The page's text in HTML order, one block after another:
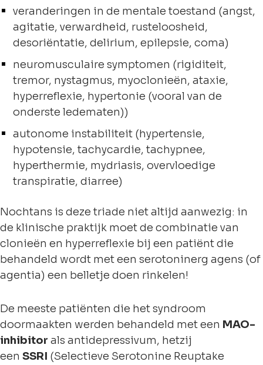
veranderingen in de mentale toestand (angst,
agitatie, verwardheid, rusteloosheid,
desoriëntatie, delirium, epilepsie, coma)
neuromusculaire symptomen (rigiditeit,
tremor, nystagmus, myoclonieën, ataxie,
hyperreflexie, hypertonie (vooral van de
onderste ledematen))
autonome instabiliteit (hypertensie,
hypotensie, tachycardie, tachypnee,
hyperthermie, mydriasis, overvloedige
transpiratie, diarree)
Nochtans is deze triade niet altijd aanwezig: in
de klinische praktijk moet de combinatie van
clonieën en hyperreflexie bij een patiënt die
behandeld wordt met een serotoninerg agens (of
agentia) een belletje doen rinkelen!
De meeste patiënten die het syndroom
doormaakten werden behandeld met een MAO-
inhibitor als antidepressivum, hetzij
een SSRI (Selectieve Serotonine Reuptake